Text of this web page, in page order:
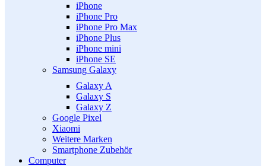
iPhone
iPhone Pro
iPhone Pro Max
iPhone Plus
iPhone mini
iPhone SE
Samsung Galaxy
Galaxy A
Galaxy S
Galaxy Z
Google Pixel
Xiaomi
Weitere Marken
Smartphone Zubehör
Computer